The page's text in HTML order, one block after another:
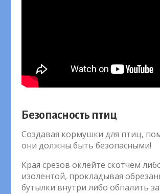
Безопасность птиц
Создавая кормушки для птиц,
они должны быть безопасными!
Края срезов оклейте скотчем
изолентой, прокладывая
бутылки внутри либо обпалить